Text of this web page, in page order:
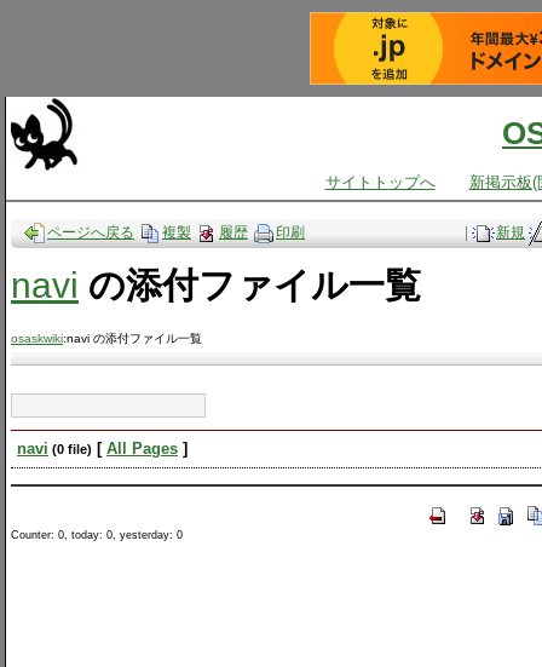
サイトトップへ 新掲示板(
新規
ページへ戻る 複製 履歴 印刷
navi の添付ファイル一覧
osaskwiki:navi の添付ファイル一覧
navi (0 file) [ All Pages ]
Counter: 0, today: 0, yesterday: 0